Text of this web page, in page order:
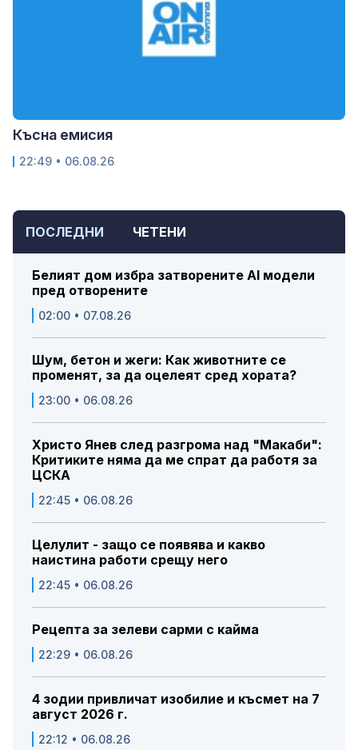
ПОСЛЕДНИ ЧЕТЕНИ
Белият дом избра затворените AI модели
пред отворените
02:00 • 07.08.26
Шум, бетон и жеги: Как животните се
променят, за да оцелеят сред хората?
23:00 • 06.08.26
Христо Янев след разгрома над "Макаби":
Критиките няма да ме спрат да работя за
ЦСКА
22:45 • 06.08.26
Целулит - защо се появява и какво
наистина работи срещу него
22:45 • 06.08.26
Рецепта за зелеви сарми с кайма
22:29 • 06.08.26
4 зодии привличат изобилие и късмет на 7
август 2026 г.
22:12 • 06.08.26
Късна емисия
22:49 • 06.08.26